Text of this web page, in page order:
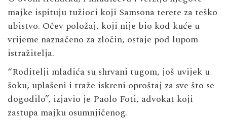
majke ispituju tužioci koji Samsona terete za teško
ubistvo. Očev položaj, koji nije bio kod kuće u
vrijeme naznačeno za zločin, ostaje pod lupom
istražitelja.
“Roditelji mladića su shrvani tugom, još uvijek u
šoku, uplašeni i traže iskreni oproštaj za sve što se
dogodilo”, izjavio je Paolo Foti, advokat koji
zastupa majku osumnjičenog.